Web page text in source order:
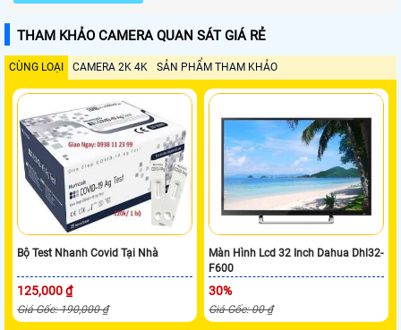
THAM KHẢO CAMERA QUAN SÁT GIÁ RẺ
CÙNG LOẠI CAMERA 2K 4K SẢN PHẨM THAM KHẢO
Bộ Test Nhanh Covid Tại Nhà
125,000 ₫
Giá Gốc: 190,000 ₫
Màn Hình Lcd 32 Inch Dahua Dhl32-
F600
30%
Giá Gốc: 00 ₫